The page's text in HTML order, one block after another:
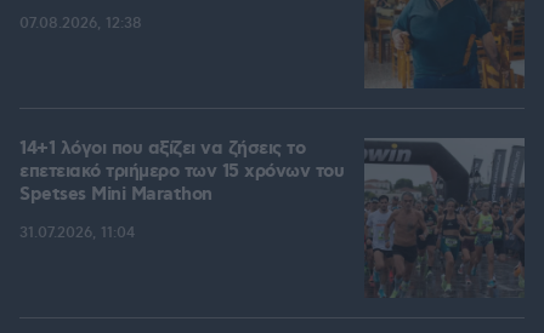
07.08.2026, 12:38
14+1 λόγοι που αξίζει να ζήσεις το
επετειακό τριήμερο των 15 χρόνων του
Spetses Mini Marathon
31.07.2026, 11:04